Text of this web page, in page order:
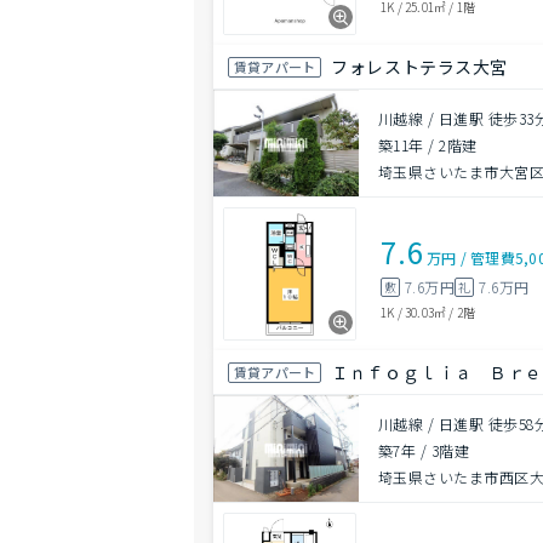
1K / 25.01㎡ / 1階
賃貸アパート フォレストテラス大宮
川越線 / 日進駅 徒歩33
築11年 /2階建
埼玉県さいたま市大宮
7.6 万円 /管理費
敷 7.6万円礼 7.6万円
1K /30.03㎡ / 2階
賃貸アパート Ｉｎｆｏｇｌｉａ Ｂｒｅ
川越線 / 日進駅 徒歩58
築7年 / 3階建
埼玉県さいたま市西区